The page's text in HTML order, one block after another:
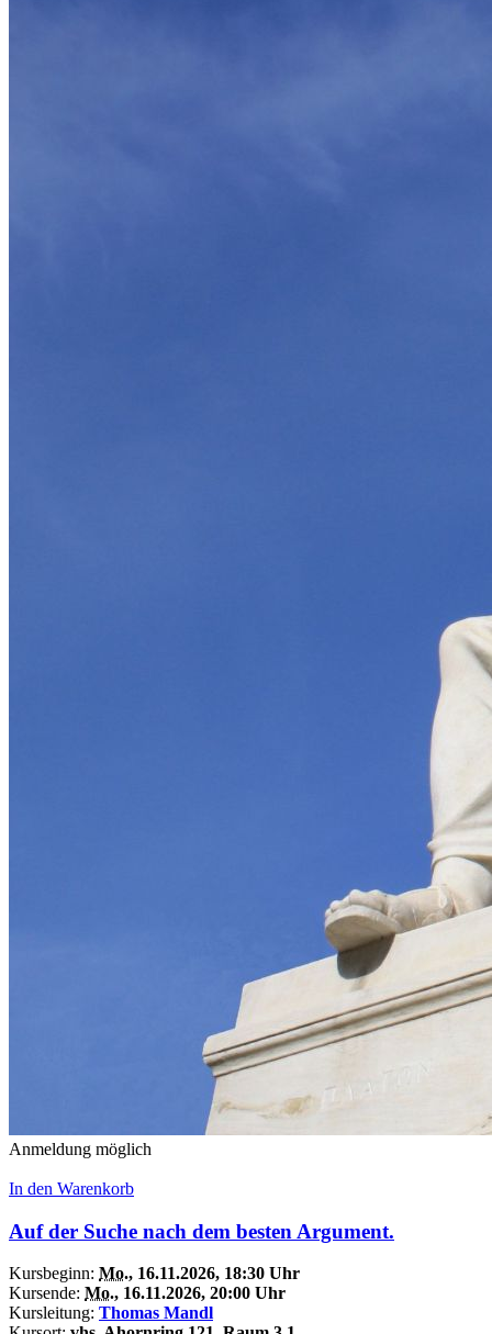
Anmeldung möglich
In den Warenkorb
Auf der Suche nach dem besten Argument.
Kursbeginn: Mo., 16.11.2026, 18:30 Uhr
Kursende: Mo., 16.11.2026, 20:00 Uhr
Kursleitung: Thomas Mandl